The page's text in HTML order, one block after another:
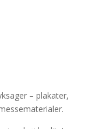
– plakater,